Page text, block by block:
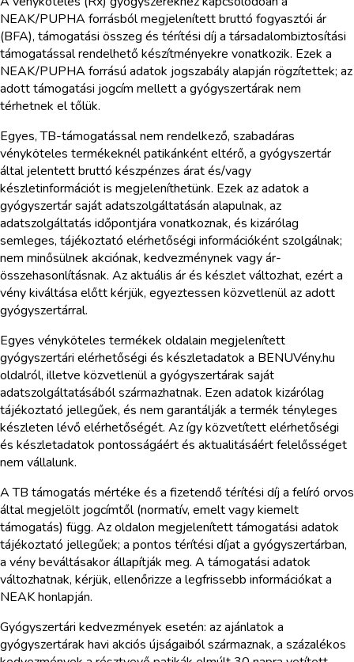
NEAK/PUPHA forrásból megjelenített bruttó fogyasztói ár
(BFA), támogatási összeg és térítési díj a társadalombiztosítási
támogatással rendelhető készítményekre vonatkozik. Ezek a
NEAK/PUPHA forrású adatok jogszabály alapján rögzítettek; az
adott támogatási jogcím mellett a gyógyszertárak nem
térhetnek el tőlük.
Egyes, TB-támogatással nem rendelkező, szabadáras
vényköteles termékeknél patikánként eltérő, a gyógyszertár
által jelentett bruttó készpénzes árat és/vagy
készletinformációt is megjeleníthetünk. Ezek az adatok a
gyógyszertár saját adatszolgáltatásán alapulnak, az
adatszolgáltatás időpontjára vonatkoznak, és kizárólag
semleges, tájékoztató elérhetőségi információként szolgálnak;
nem minősülnek akciónak, kedvezménynek vagy ár-
összehasonlításnak. Az aktuális ár és készlet változhat, ezért a
vény kiváltása előtt kérjük, egyeztessen közvetlenül az adott
gyógyszertárral.
Egyes vényköteles termékek oldalain megjelenített
gyógyszertári elérhetőségi és készletadatok a BENUVény.hu
oldalról, illetve közvetlenül a gyógyszertárak saját
adatszolgáltatásából származhatnak. Ezen adatok kizárólag
tájékoztató jellegűek, és nem garantálják a termék tényleges
készleten lévő elérhetőségét. Az így közvetített elérhetőségi
és készletadatok pontosságáért és aktualitásáért felelősséget
nem vállalunk.
A TB támogatás mértéke és a fizetendő térítési díj a felíró orvos
által megjelölt jogcímtől (normatív, emelt vagy kiemelt
támogatás) függ. Az oldalon megjelenített támogatási adatok
tájékoztató jellegűek; a pontos térítési díjat a gyógyszertárban,
a vény beváltásakor állapítják meg. A támogatási adatok
változhatnak, kérjük, ellenőrizze a legfrissebb információkat a
NEAK honlapján.
Gyógyszertári kedvezmények esetén: az ajánlatok a
gyógyszertárak havi akciós újságaiból származnak, a százalékos